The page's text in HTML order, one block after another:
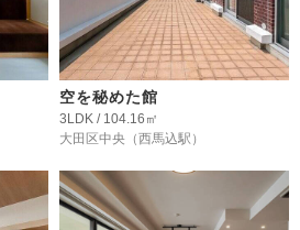
空を秘めた館
3LDK / 104.16㎡
大田区中央 （西馬込駅）